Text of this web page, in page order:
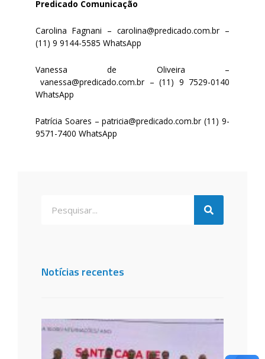
Predicado Comunicação
Carolina Fagnani – carolina@predicado.com.br –
(11) 9 9144-5585 WhatsApp
Vanessa de Oliveira –
vanessa@predicado.com.br – (11) 9 7529-0140
WhatsApp
Patrícia Soares –patricia@predicado.com.br (11) 9-
9571-7400 WhatsApp
Notícias recentes